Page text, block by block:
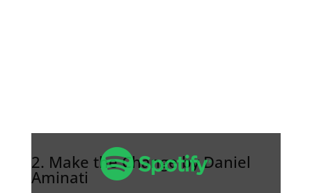
Spotify
anzeigen
2. Make the Change by Daniel
Aminati